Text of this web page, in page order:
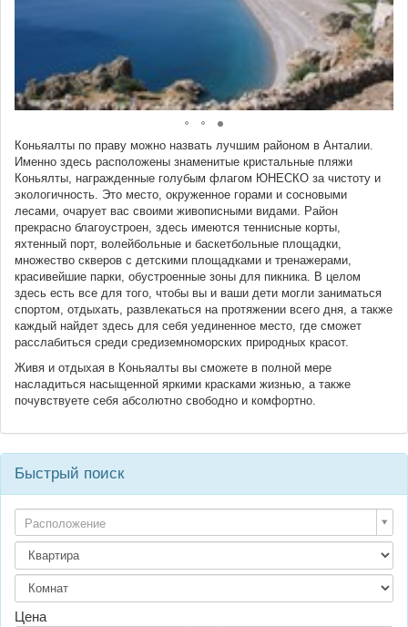
Коньяалты по праву можно назвать лучшим районом в Анталии.
Именно здесь расположены знаменитые кристальные пляжи
Коньялты, награжденные голубым флагом ЮНЕСКО за чистоту и
экологичность. Это место, окруженное горами и сосновыми
лесами, очарует вас своими живописными видами. Район
прекрасно благоустроен, здесь имеются теннисные корты,
яхтенный порт, волейбольные и баскетбольные площадки,
множество скверов с детскими площадками и тренажерами,
красивейшие парки, обустроенные зоны для пикника. В целом
здесь есть все для того, чтобы вы и ваши дети могли заниматься
спортом, отдыхать, развлекаться на протяжении всего дня, а также
каждый найдет здесь для себя уединенное место, где сможет
расслабиться среди средиземноморских природных красот.
Живя и отдыхая в Коньяалты вы сможете в полной мере
насладиться насыщенной яркими красками жизнью, а также
почувствуете себя абсолютно свободно и комфортно.
Быстрый поиск
Расположение
Цена